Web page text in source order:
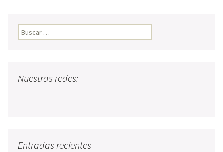
Buscar:
Nuestras redes:
Entradas recientes